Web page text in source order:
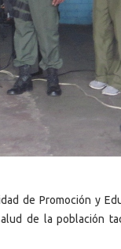
de Promoción y
de la población